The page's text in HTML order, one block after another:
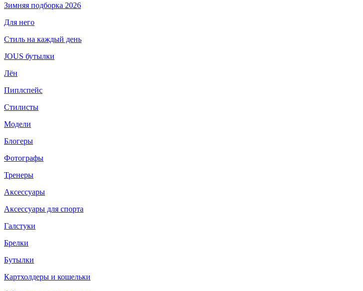
Зимняя подборка 2026
Для него
Стиль на каждый день
JOUS бутылки
Лён
Пиплспейс
Стилисты
Модели
Блогеры
Фотографы
Тренеры
Аксессуары
Аксессуары для спорта
Галстуки
Брелки
Бутылки
Картхолдеры и кошельки